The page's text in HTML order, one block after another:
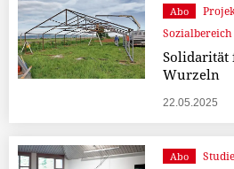
Abo
Sozialbereich
Solidarität
Wurzeln
22.05.2025
Abo